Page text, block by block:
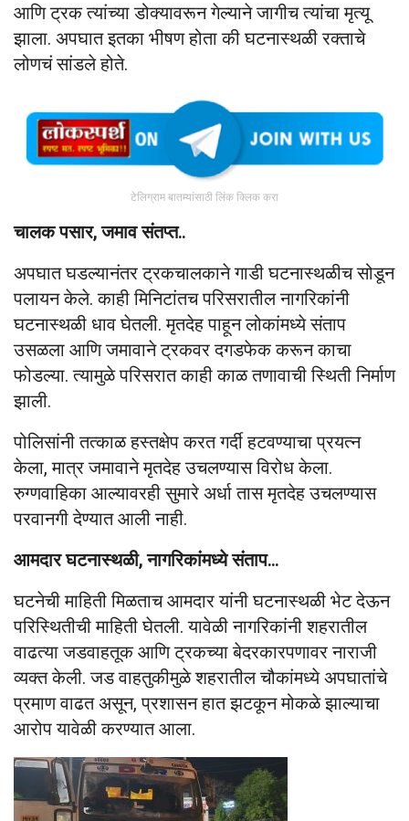
आणि ट्रक त्यांच्या डोक्यावरून गेल्याने जागीच त्यांचा मृत्यू
झाला. अपघात इतका भीषण होता की घटनास्थळी रक्ताचे
लोणचं सांडले होते.
टेलिग्राम बातम्यांसाठी लिंक क्लिक करा
चालक पसार, जमाव संतप्त..
अपघात घडल्यानंतर ट्रकचालकाने गाडी घटनास्थळीच सोडून
पलायन केले. काही मिनिटांतच परिसरातील नागरिकांनी
घटनास्थळी धाव घेतली. मृतदेह पाहून लोकांमध्ये संताप
उसळला आणि जमावाने ट्रकवर दगडफेक करून काचा
फोडल्या. त्यामुळे परिसरात काही काळ तणावाची स्थिती निर्माण
झाली.
पोलिसांनी तत्काळ हस्तक्षेप करत गर्दी हटवण्याचा प्रयत्न
केला, मात्र जमावाने मृतदेह उचलण्यास विरोध केला.
रुग्णवाहिका आल्यावरही सुमारे अर्धा तास मृतदेह उचलण्यास
परवानगी देण्यात आली नाही.
आमदार घटनास्थळी, नागरिकांमध्ये संताप…
घटनेची माहिती मिळताच आमदार यांनी घटनास्थळी भेट देऊन
परिस्थितीची माहिती घेतली. यावेळी नागरिकांनी शहरातील
वाढत्या जडवाहतूक आणि ट्रकच्या बेदरकारपणावर नाराजी
व्यक्त केली. जड वाहतुकीमुळे शहरातील चौकांमध्ये अपघातांचे
प्रमाण वाढत असून, प्रशासन हात झटकून मोकळे झाल्याचा
आरोप यावेळी करण्यात आला.